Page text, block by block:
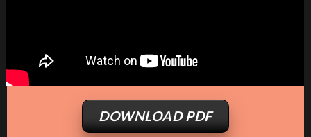
DOWNLOAD PDF